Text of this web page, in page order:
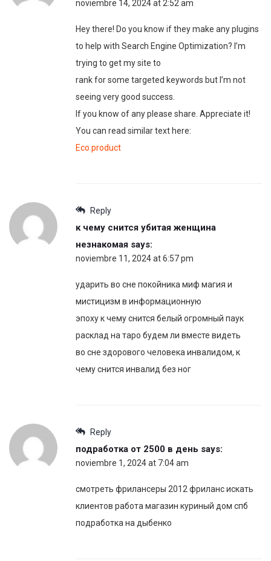
noviembre 14, 2024 at 2:52 am
Hey there! Do you know if they make any plugins
to help with Search Engine Optimization? I’m
trying to get my site to
rank for some targeted keywords but I’m not
seeing very good success.
If you know of any please share. Appreciate it!
You can read similar text here:
Eco product
Reply
к чему снится убитая женщина
незнакомая says:
noviembre 11, 2024 at 6:57 pm
ударить во сне покойника миф магия и
мистицизм в информационную
эпоху к чему снится белый огромный паук
расклад на таро будем ли вместе видеть
во сне здорового человека инвалидом, к
чему снится инвалид без ног
Reply
подработка от 2500 в день says:
noviembre 1, 2024 at 7:04 am
смотреть фрилансеры 2012 фриланс искать
клиентов работа магазин куриный дом спб
подработка на дыбенко